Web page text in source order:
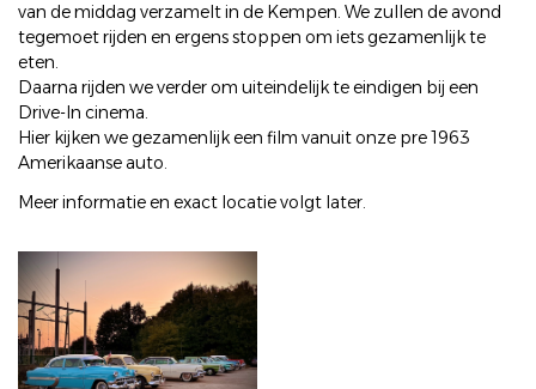
van de middag verzamelt in de Kempen. We zullen de avond
tegemoet rijden en ergens stoppen om iets gezamenlijk te
eten.
Daarna rijden we verder om uiteindelijk te eindigen bij een
Drive-In cinema.
Hier kijken we gezamenlijk een film vanuit onze pre 1963
Amerikaanse auto.
Meer informatie en exact locatie volgt later.